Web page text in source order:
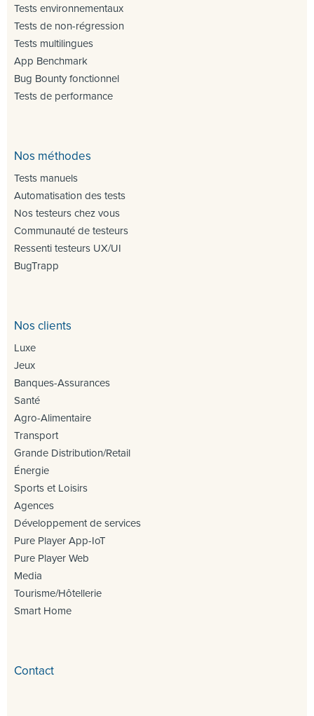
Tests environnementaux
Tests de non-régression
Tests multilingues
App Benchmark
Bug Bounty fonctionnel
Tests de performance
Nos méthodes
Tests manuels
Automatisation des tests
Nos testeurs chez vous
Communauté de testeurs
Ressenti testeurs UX/UI
BugTrapp
Nos clients
Luxe
Jeux
Banques-Assurances
Santé
Agro-Alimentaire
Transport
Grande Distribution/Retail
Énergie
Sports et Loisirs
Agences
Développement de services
Pure Player App-IoT
Pure Player Web
Media
Tourisme/Hôtellerie
Smart Home
Contact